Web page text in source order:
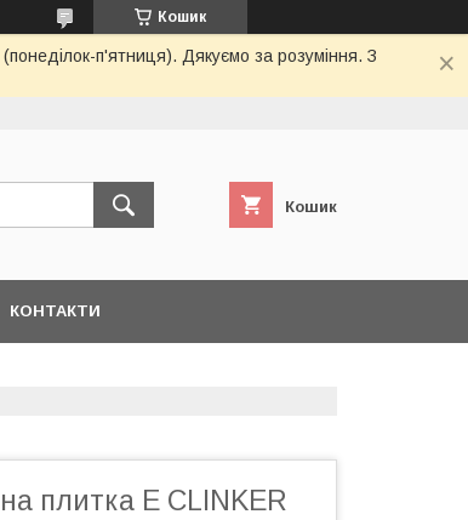
Кошик
п'ятниця). Дякуємо за розуміння. З
Кошик
КОНТАКТИ
плитка E СLINKER